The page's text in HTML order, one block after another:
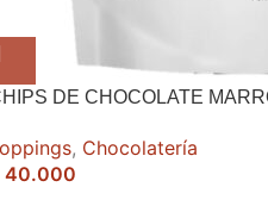
DE CHOCOLATE
, Chocolatería
40.000